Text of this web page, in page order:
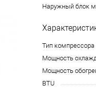
Наружный блок
Тип компрессора
Мощность
Мощность
BTU